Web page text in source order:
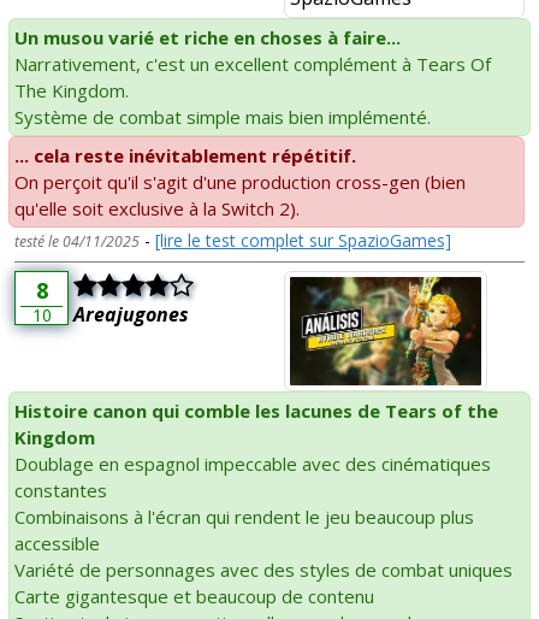
Un musou varié et riche en choses à faire...
Narrativement, c'est un excellent complément à Tears Of
The Kingdom.
Système de combat simple mais bien implémenté.
... cela reste inévitablement répétitif.
On perçoit qu'il s'agit d'une production cross-gen (bien
qu'elle soit exclusive à la Switch 2).
testé le 04/11/2025 - [lire le test complet sur SpazioGames]
8
10 Areajugones
Histoire canon qui comble les lacunes de Tears of the
Kingdom
Doublage en espagnol impeccable avec des cinématiques
constantes
Combinaisons à l'écran qui rendent le jeu beaucoup plus
accessible
Variété de personnages avec des styles de combat uniques
Carte gigantesque et beaucoup de contenu